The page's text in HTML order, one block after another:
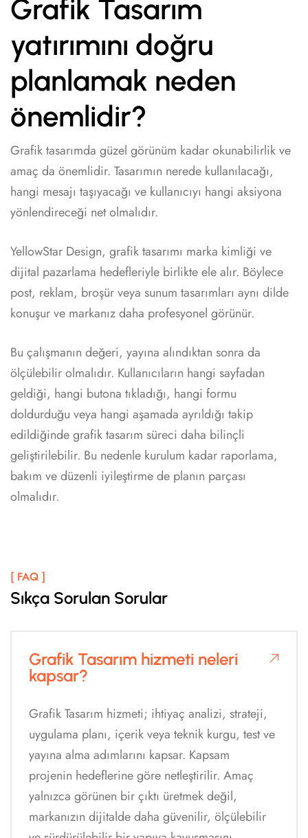
Grafik Tasarım
yatırımını doğru
planlamak neden
önemlidir?
Grafik tasarımda güzel görünüm kadar okunabilirlik ve
amaç da önemlidir. Tasarımın nerede kullanılacağı,
hangi mesajı taşıyacağı ve kullanıcıyı hangi aksiyona
yönlendireceği net olmalıdır.
YellowStar Design, grafik tasarımı marka kimliği ve
dijital pazarlama hedefleriyle birlikte ele alır. Böylece
post, reklam, broşür veya sunum tasarımları aynı dilde
konuşur ve markanız daha profesyonel görünür.
Bu çalışmanın değeri, yayına alındıktan sonra da
ölçülebilir olmalıdır. Kullanıcıların hangi sayfadan
geldiği, hangi butona tıkladığı, hangi formu
doldurduğu veya hangi aşamada ayrıldığı takip
edildiğinde grafik tasarım süreci daha bilinçli
geliştirilebilir. Bu nedenle kurulum kadar raporlama,
bakım ve düzenli iyileştirme de planın parçası
olmalıdır.
[ FAQ ]
Sıkça Sorulan Sorular
Grafik Tasarım hizmeti neleri
kapsar?
Grafik Tasarım hizmeti; ihtiyaç analizi, strateji,
uygulama planı, içerik veya teknik kurgu, test ve
yayına alma adımlarını kapsar. Kapsam
projenin hedeflerine göre netleştirilir. Amaç
yalnızca görünen bir çıktı üretmek değil,
markanızın dijitalde daha güvenilir, ölçülebilir